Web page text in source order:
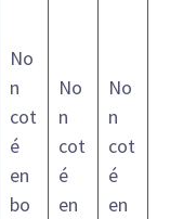
No
n
cot
é
en
bo
No
n
cot
é
en
No
n
cot
é
en